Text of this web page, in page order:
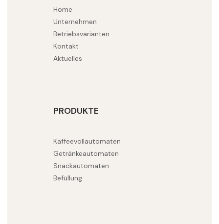
Home
Unternehmen
Betriebsvarianten
Kontakt
Aktuelles
PRODUKTE
Kaffeevollautomaten
Getränkeautomaten
Snackautomaten
Befüllung